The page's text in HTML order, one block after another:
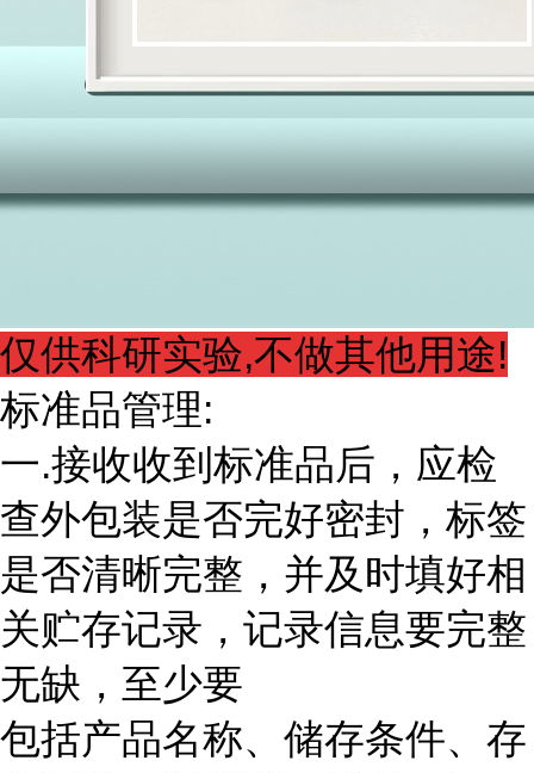
仅供科研实验,不做其他用途!
标准品管理:
一.接收收到标准品后，应检
查外包装是否完好密封，标签
是否清晰完整，并及时填好相
关贮存记录，记录信息要完整
无缺，至少要
包括产品名称、储存条件、存